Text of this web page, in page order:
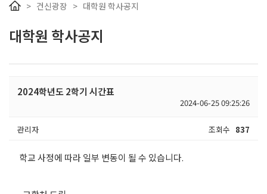
> 건신광장 > 대학원 학사공지
대학원 학사공지
2024학년도 2학기 시간표
2024-06-25 09:25:26
관리자 조회수 837
학교 사정에 따라 일부 변동이 될 수 있습니다.